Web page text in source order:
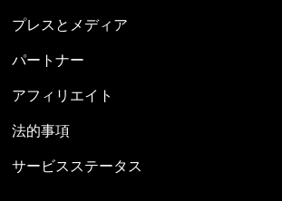
プレスとメディア
パートナー
アフィリエイト
法的事項
サービスステータス